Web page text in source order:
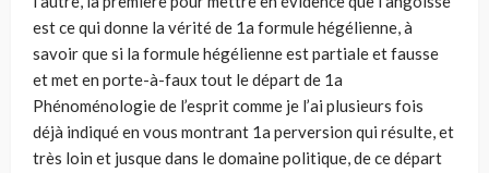
est ce qui donne la vérité de 1a formule hégélienne, à
savoir que si la formule hégélienne est partiale et fausse
et met en porte-à-faux tout le départ de 1a
Phénoménologie de l’esprit comme je l’ai plusieurs fois
déjà indiqué en vous montrant 1a perversion qui résulte, et
très loin et jusque dans le domaine politique, de ce départ